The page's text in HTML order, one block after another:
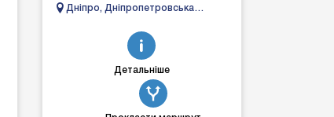
Дніпро, Дніпропетровська
Детальніше